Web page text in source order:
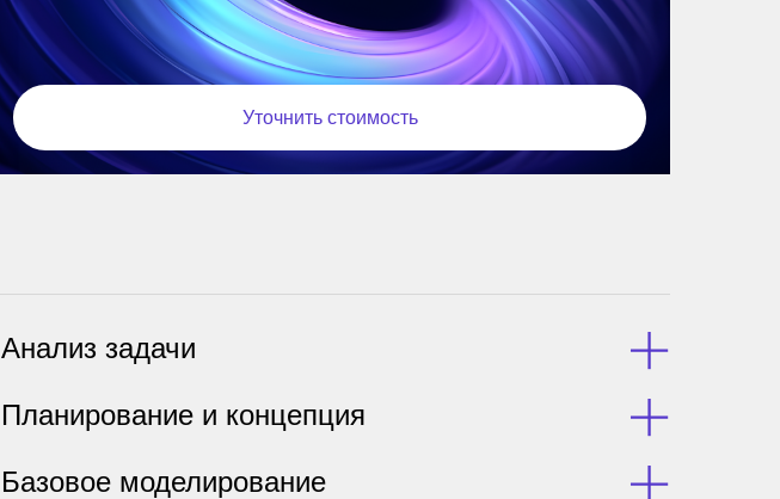
Уточнить стоимость
Анализ задачи
Планирование и концепция
Базовое моделирование